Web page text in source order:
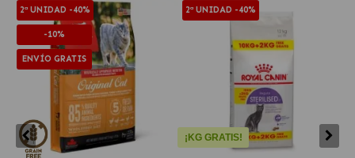
2ª UNIDAD -40%
-10%
ENVÍO GRATIS
2ª UNIDAD -40%
¡KG GRATIS!